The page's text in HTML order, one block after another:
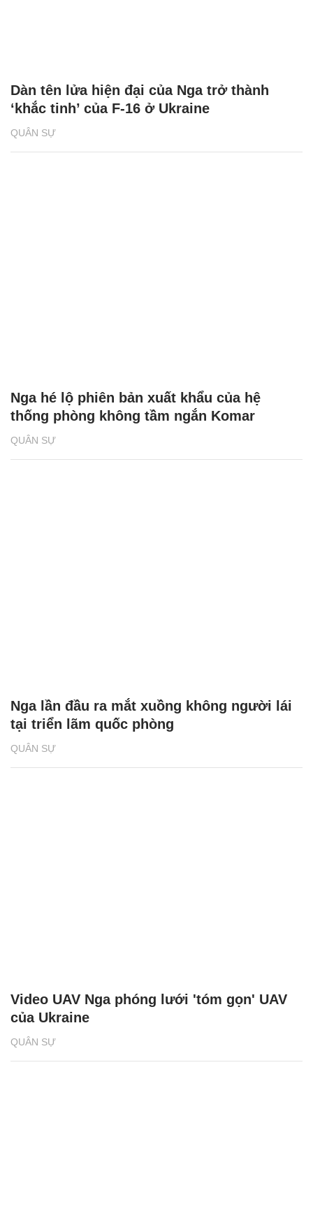
QUÂN SỰ
Dàn tên lửa hiện đại của Nga trở thành
‘khắc tinh’ của F-16 ở Ukraine
QUÂN SỰ
Nga hé lộ phiên bản xuất khẩu của hệ
thống phòng không tầm ngắn Komar
QUÂN SỰ
Nga lần đầu ra mắt xuồng không người lái
tại triển lãm quốc phòng
QUÂN SỰ
Video UAV Nga phóng lưới 'tóm gọn' UAV
của Ukraine